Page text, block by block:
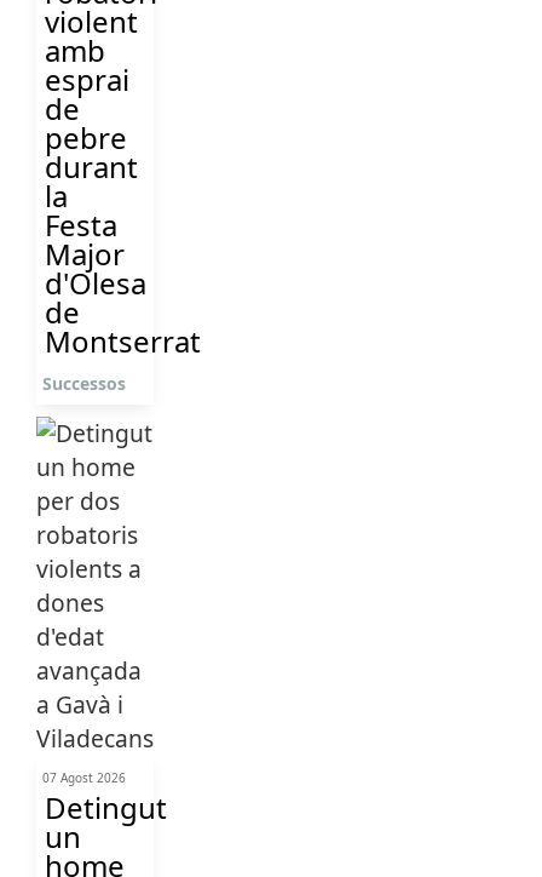
violent
amb
esprai
de
pebre
durant
la
Festa
Major
d'Olesa
de
Montserrat
Successos
07 Agost 2026
Detingut
un
home